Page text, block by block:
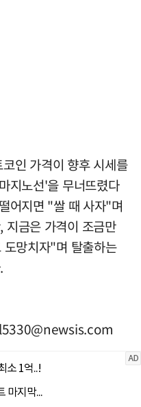
인 가격이 향후 시세를
지노선'을 무너뜨렸다
어지면 "쌀 때 사자"며
지금은 가격이 조금만
망치자"며 탈출하는